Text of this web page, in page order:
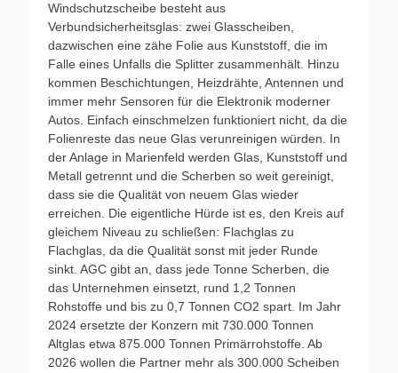
Windschutzscheibe besteht aus
Verbundsicherheitsglas: zwei Glasscheiben,
dazwischen eine zähe Folie aus Kunststoff, die im
Falle eines Unfalls die Splitter zusammenhält. Hinzu
kommen Beschichtungen, Heizdrähte, Antennen und
immer mehr Sensoren für die Elektronik moderner
Autos. Einfach einschmelzen funktioniert nicht, da die
Folienreste das neue Glas verunreinigen würden. In
der Anlage in Marienfeld werden Glas, Kunststoff und
Metall getrennt und die Scherben so weit gereinigt,
dass sie die Qualität von neuem Glas wieder
erreichen. Die eigentliche Hürde ist es, den Kreis auf
gleichem Niveau zu schließen: Flachglas zu
Flachglas, da die Qualität sonst mit jeder Runde
sinkt. AGC gibt an, dass jede Tonne Scherben, die
das Unternehmen einsetzt, rund 1,2 Tonnen
Rohstoffe und bis zu 0,7 Tonnen CO2 spart. Im Jahr
2024 ersetzte der Konzern mit 730.000 Tonnen
Altglas etwa 875.000 Tonnen Primärrohstoffe. Ab
2026 wollen die Partner mehr als 300.000 Scheiben